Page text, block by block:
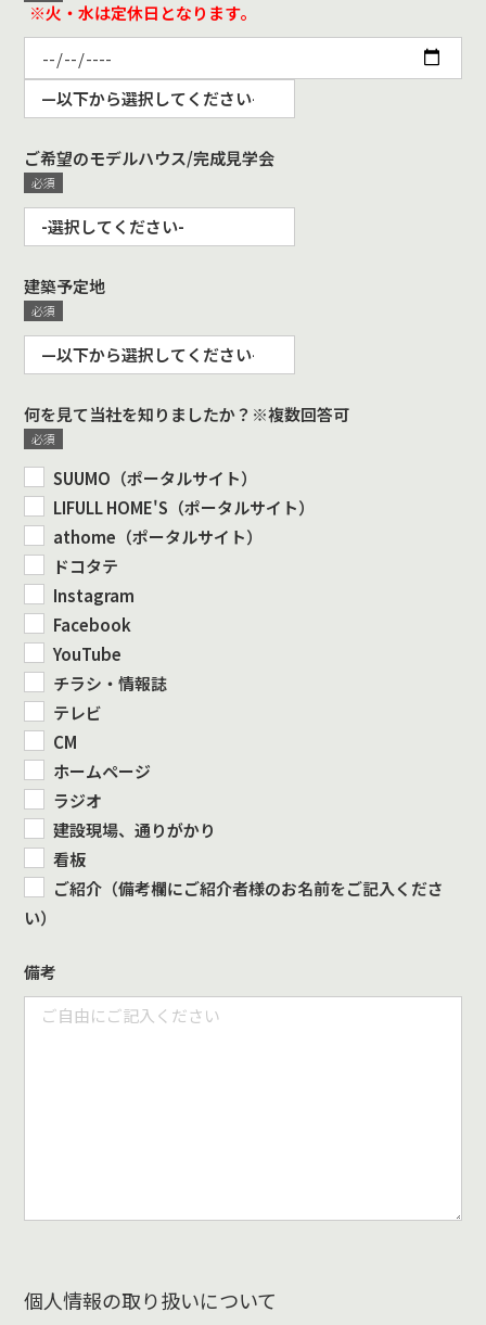
※火・水は定休日となります。
ご希望のモデルハウス/完成見学会
建築予定地
何を見て当社を知りましたか？※複数回答可
SUUMO（ポータルサイト）
LIFULL HOME'S（ポータルサイト）
athome（ポータルサイト）
ドコタテ
Instagram
Facebook
YouTube
チラシ・情報誌
テレビ
CM
ホームページ
ラジオ
建設現場、通りがかり
看板
ご紹介（備考欄にご紹介者様のお名前をご記入くださ
い）
備考
個人情報の取り扱いについて